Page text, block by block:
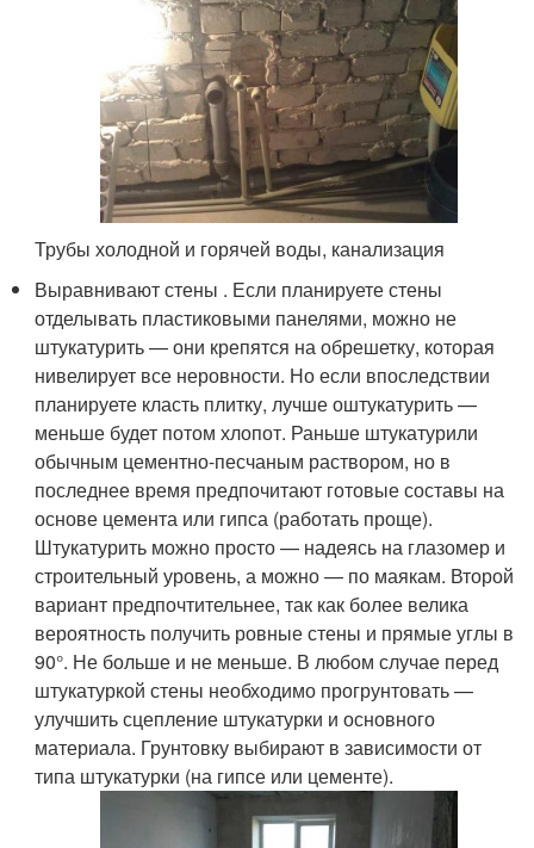
Трубы холодной и горячей воды, канализация
Выравнивают стены . Если планируете стены
отделывать пластиковыми панелями, можно не
штукатурить — они крепятся на обрешетку, которая
нивелирует все неровности. Но если впоследствии
планируете класть плитку, лучше оштукатурить —
меньше будет потом хлопот. Раньше штукатурили
обычным цементно-песчаным раствором, но в
последнее время предпочитают готовые составы на
основе цемента или гипса (работать проще).
Штукатурить можно просто — надеясь на глазомер и
строительный уровень, а можно — по маякам. Второй
вариант предпочтительнее, так как более велика
вероятность получить ровные стены и прямые углы в
90°. Не больше и не меньше. В любом случае перед
штукатуркой стены необходимо прогрунтовать —
улучшить сцепление штукатурки и основного
материала. Грунтовку выбирают в зависимости от
типа штукатурки (на гипсе или цементе).